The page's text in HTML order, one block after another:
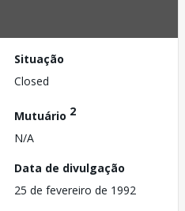
Situação
Closed
Mutuário 2
N/A
Data de divulgação
25 de fevereiro de 1992